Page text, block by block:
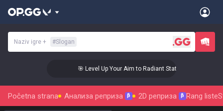
Naziv igre + #Slogan
🎯 Level Up Your Aim to Radiant Status!
Početna strana Анализа реприза β 2D реприза β Rang liste